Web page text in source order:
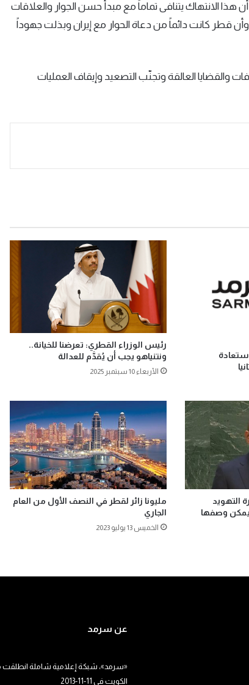
هذا الانتهاك يتنافى تماماً مع مبدأ حسن الجوار والعلاقات
وأن قطر كانت دائماً من دعاة الحوار مع إيران وبذلت جهوداً
والقضايا العالقة وتجنّب التصعيد وإيقاف العمليات
رئيس الوزراء القطري: تعرضنا للخيانة..
ونتنياهو يجب أن يُقدَّم للعدالة
الأربعاء 10 سبتمبر 2025
التهويد
يمكن وصفها
مليونا زائر لقطر في النصف الأول من العام
الجاري
الخميس 13 يوليو 2023
عن سرمد
«سرمد»، شبكة إعلامية شاملة انطلقت
الكويت في 11-11-2013